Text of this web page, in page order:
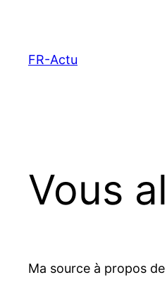
contenu
FR-Actu
Vous
Ma source à propos de